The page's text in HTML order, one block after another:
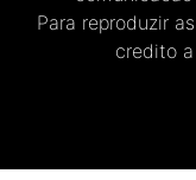
Para reproduzir
credito